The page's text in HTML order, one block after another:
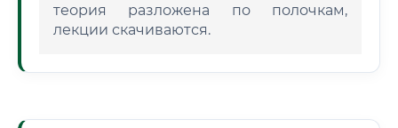
теория разложена по полочкам,
лекции скачиваются.